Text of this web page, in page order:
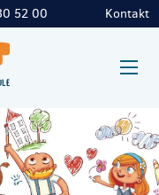
52 00 Kontakt